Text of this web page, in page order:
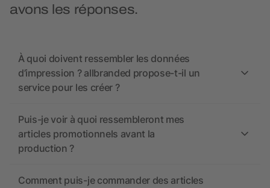
avons les réponses.
À quoi doivent ressembler les données
d’impression ? allbranded propose-t-il un
service pour les créer ?
Puis-je voir à quoi ressembleront mes
articles promotionnels avant la
production ?
Comment puis-je commander des articles